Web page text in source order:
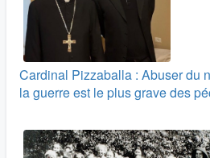
Cardinal Pizzaballa : Abuser du
la guerre est le plus grave des